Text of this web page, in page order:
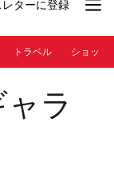
レターに登録
トラベル ショッピ
ラ